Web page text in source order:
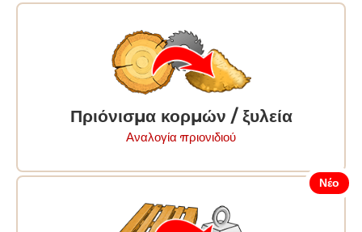
Πριόνισμα κορμών / ξυλεία
Αναλογία πριονιδιού
Νέο